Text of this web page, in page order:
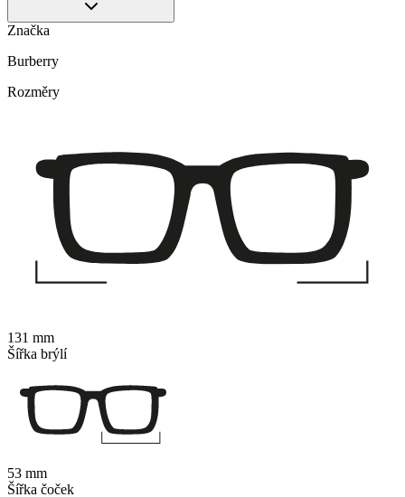
Značka
Burberry
Rozměry
131 mm
Šířka brýlí
53 mm
Šířka čoček